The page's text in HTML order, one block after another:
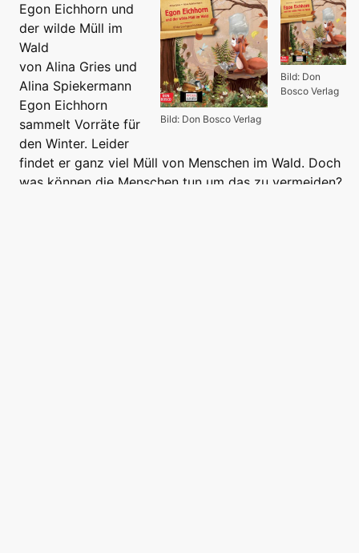
Bild: Don
Bosco Verlag
Bild: Don Bosco Verlag
Egon Eichhorn und
der wilde Müll im
Wald
von Alina Gries und
Alina Spiekermann
Egon Eichhorn
sammelt Vorräte für
den Winter. Leider
findet er ganz viel Müll von Menschen im Wald. Doch
was können die Menschen tun um das zu vermeiden?